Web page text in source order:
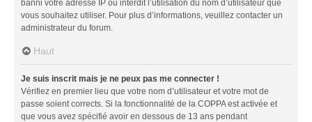
banni votre adresse IP ou interdit l’utilisation du nom d’utilisateur que
vous souhaitez utiliser. Pour plus d’informations, veuillez contacter un
administrateur du forum.
Haut
Je suis inscrit mais je ne peux pas me connecter !
Vérifiez en premier lieu que votre nom d’utilisateur et votre mot de
passe soient corrects. Si la fonctionnalité de la COPPA est activée et
que vous avez spécifié avoir en dessous de 13 ans pendant